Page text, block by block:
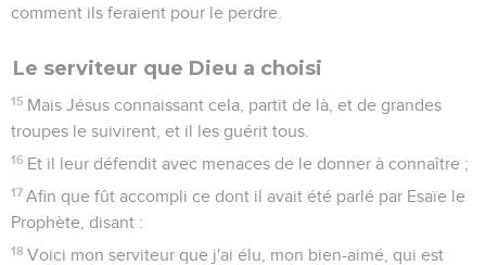
comment ils feraient pour le perdre.
Le serviteur que Dieu a choisi
15 Mais Jésus connaissant cela, partit de là, et de grandes
troupes le suivirent, et il les guérit tous.
16 Et il leur défendit avec menaces de le donner à connaître ;
17 Afin que fût accompli ce dont il avait été parlé par Esaïe le
Prophète, disant :
18 Voici mon serviteur que j'ai élu, mon bien-aimé, qui est